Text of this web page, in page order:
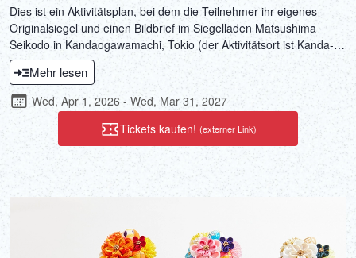
Dies ist ein Aktivitätsplan, bei dem die Teilnehmer ihr eigenes
Originalsiegel und einen Bildbrief im Siegelladen Matsushima
Seikodo in Kandaogawamachi, Tokio (der Aktivitätsort ist Kanda-
Jinbocho) erstellen können. Siegel werden seit jeher als
Zertifikatsinstrument verwendet und sind auch ein wichtiges Mittel,
um die persönlichen Absichten einer Person auszudrücken. Indem
Sie ein von Ihnen selbst geschnitztes Siegel verwenden, um einen
in Ihrer eigenen Handschrift geschriebenen Bildbrief
abzustempeln, können Sie Ihr eigenes einzigartiges Kunstwerk
erstellen, ein besonderes, einmaliges Objekt. Die Zeit, die Sie in
die Erstellung eines Siegels und eines Bildbriefs investieren, der
von Ihren eigenen persönlichen Gedanken und Hoffnungen
die nur hier erlebt werden kann.
Mehr lesen
Wed, Apr 1, 2026 - Wed, Mar 31, 2027
Tickets kaufen! (externer Link)